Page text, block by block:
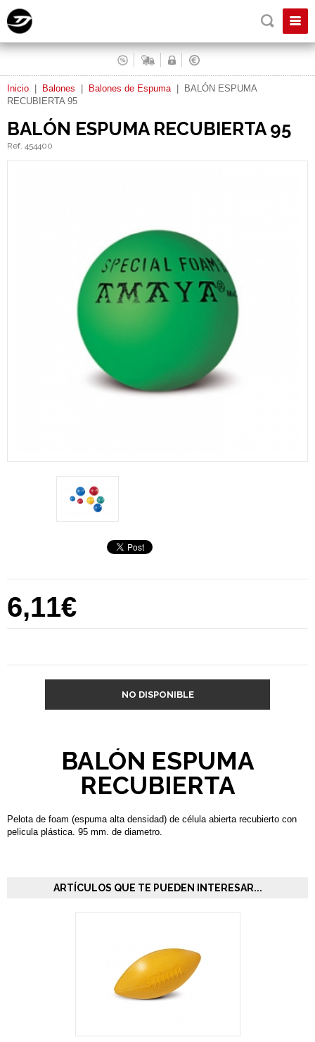
Inicio Balones Balones de Espuma|
BALÓN ESPUMA
RECUBIERTA 95
BALÓN ESPUMA RECUBIERTA 95
Ref. 454400
6,11€
NO DISPONIBLE
BALÓN ESPUMA
RECUBIERTA
Pelota de foam (espuma alta densidad) de célula abierta recubierto con
pelicula plástica. 95 mm. de diametro.
ARTÍCULOS QUE TE PUEDEN INTERESAR...